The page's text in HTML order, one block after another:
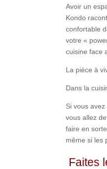
Avoir un
Kondo
confortable
votre «
cuisine face
La pièce à
Dans la
Si vous
vous allez
faire en
même si les
Faites